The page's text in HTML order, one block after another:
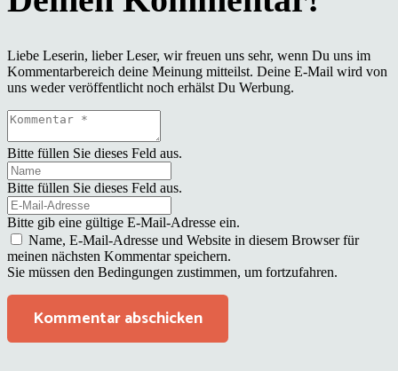
Liebe Leserin, lieber Leser, wir freuen uns sehr, wenn Du uns im
Kommentarbereich deine Meinung mitteilst. Deine E-Mail wird von
uns weder veröffentlicht noch erhälst Du Werbung.
Bitte füllen Sie dieses Feld aus.
Bitte füllen Sie dieses Feld aus.
Bitte gib eine gültige E-Mail-Adresse ein.
Name, E-Mail-Adresse und Website in diesem Browser für
meinen nächsten Kommentar speichern.
Sie müssen den Bedingungen zustimmen, um fortzufahren.
Kommentar abschicken